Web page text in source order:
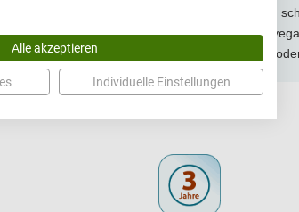
fettbeständig,
pflegeleicht,
antibakteriell
Alle akzeptieren
Individuelle Einstellungen